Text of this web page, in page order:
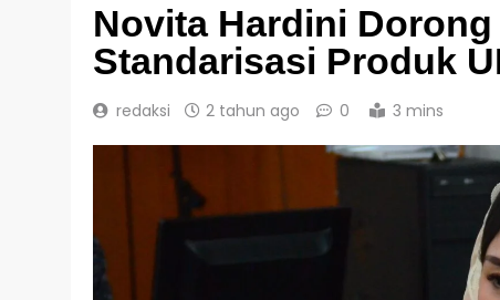
Novita Hardini
Standarisasi Produk
redaksi 2 tahun ago 0 3 mins